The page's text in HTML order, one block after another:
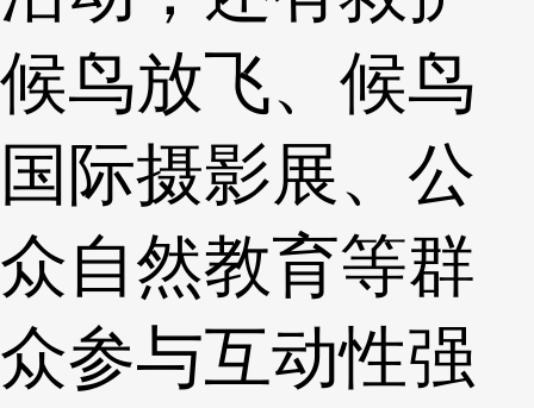
候鸟放飞、候鸟
国际摄影展、公
众自然教育等群
众参与互动性强